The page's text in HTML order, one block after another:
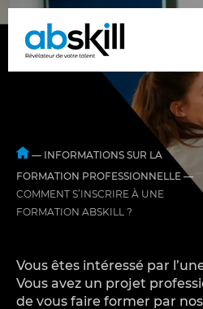
— INFORMATIONS SUR LA
FORMATION PROFESSIONNELLE —
COMMENT S’INSCRIRE À UNE
FORMATION ABSKILL ?
Vous êtes intéressé par
Vous avez un projet
de vous faire former par